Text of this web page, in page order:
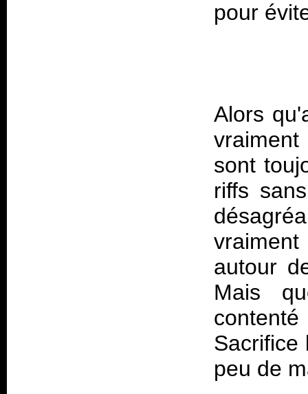
Alors
sont
riffs
autour
Mais
Sacrifice